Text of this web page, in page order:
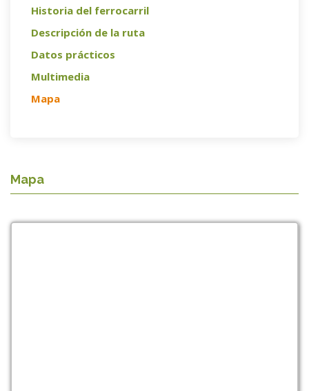
Historia del ferrocarril
Descripción de la ruta
Datos prácticos
Multimedia
Mapa
Mapa